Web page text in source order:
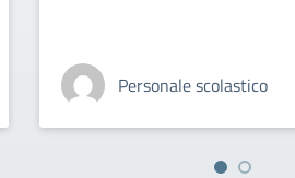
Personale scolastico